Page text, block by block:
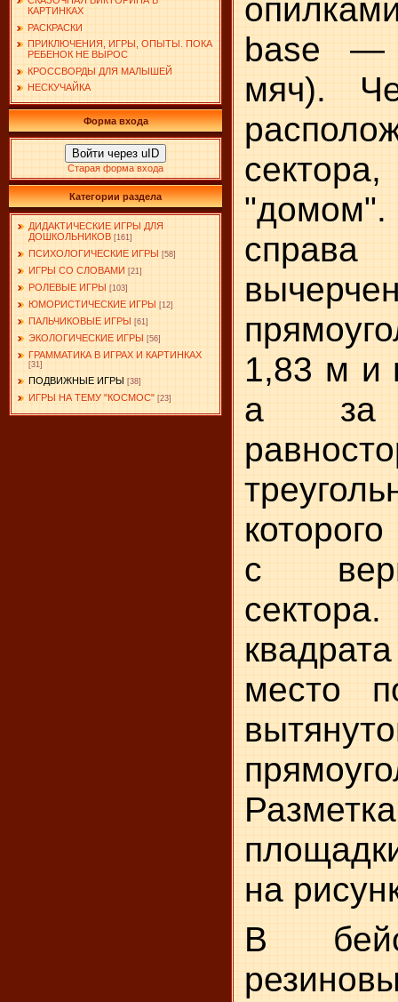
КАРТИНКАХ
РАСКРАСКИ
ПРИКЛЮЧЕНИЯ, ИГРЫ, ОПЫТЫ. ПОКА
РЕБЕНОК НЕ ВЫРОС
КРОССВОРДЫ ДЛЯ МАЛЫШЕЙ
НЕСКУЧАЙКА
Форма входа
Войти через uID
Старая форма входа
Категории раздела
ДИДАКТИЧЕСКИЕ ИГРЫ ДЛЯ
ДОШКОЛЬНИКОВ [161]
ПСИХОЛОГИЧЕСКИЕ ИГРЫ [58]
ИГРЫ СО СЛОВАМИ [21]
РОЛЕВЫЕ ИГРЫ [103]
ЮМОРИСТИЧЕСКИЕ ИГРЫ [12]
ПАЛЬЧИКОВЫЕ ИГРЫ [61]
ЭКОЛОГИЧЕСКИЕ ИГРЫ [56]
ГРАММАТИКА В ИГРАХ И КАРТИНКАХ
[31]
ПОДВИЖНЫЕ ИГРЫ [38]
ИГРЫ НА ТЕМУ "КОСМОС" [23]
base
мяч).
1,83 м и
а
с
место
на
В